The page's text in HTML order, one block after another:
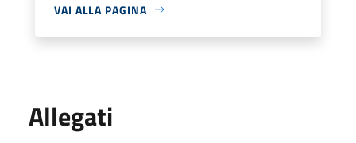
VAI ALLA PAGINA
Allegati